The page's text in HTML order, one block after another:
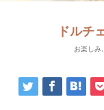
ドルチ
お楽しみ